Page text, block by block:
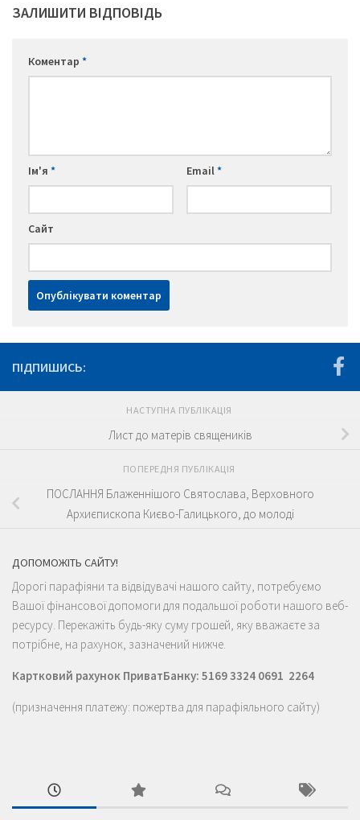
ЗАЛИШИТИ ВІДПОВІДЬ
Коментар *
Ім'я * Email*
Сайт
ПІДПИШИСЬ:
НАСТУПНА ПУБЛІКАЦІЯ
Лист до матерів священиків
ПОПЕРЕДНЯ ПУБЛІКАЦІЯ
ПОСЛАННЯ Блаженнішого Святослава, Верховного
Архиєпископа Києво-Галицького, до молоді
ДОПОМОЖІТЬ САЙТУ!
Дорогі парафіяни та відвідувачі нашого сайту, потребуємо
Вашої фінансової допомоги для подальшої роботи нашого веб-
ресурсу. Перекажіть будь-яку суму грошей, яку вважаєте за
потрібне, на рахунок, зазначений нижче.
Картковий рахунок ПриватБанку: 5169 3324 0691 2264
(призначення платежу: пожертва для парафіяльного сайту)